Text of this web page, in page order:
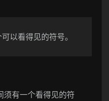
以看得见的符号。
须有一个看得见的符